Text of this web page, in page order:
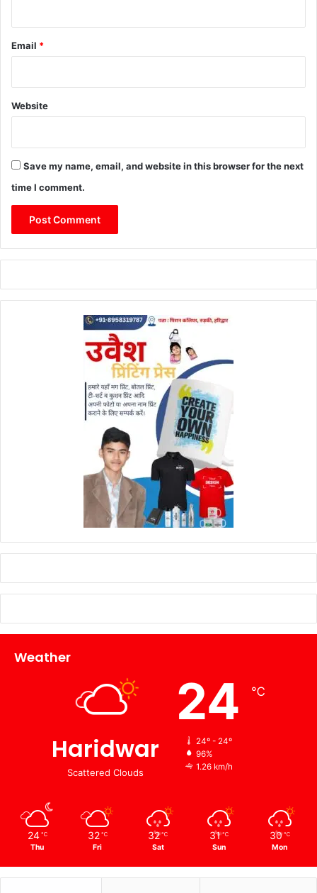
Email *
Website
Save my name, email, and website in this browser for the next
time I comment.
Weather
Haridwar
Scattered Clouds
24 ℃
24º - 24º
96%
1.26 km/h
24 ℃
Thu
32 ℃
Fri
32 ℃
Sat
31 ℃
Sun
30 ℃
Mon